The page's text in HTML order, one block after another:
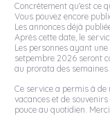
Concrètement qu'est ce
Vous pouvez encore
Les annonces déjà
Après cette date, le
Les personnes ayant
setpembre 2026 seront
au prorata des semaines
Ce service a permis à
vacances et de
pouce au quotidien.